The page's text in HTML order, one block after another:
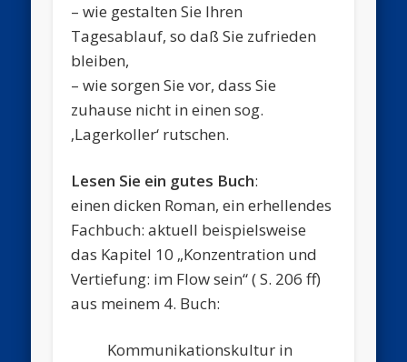
– wie gestalten Sie Ihren
Tagesablauf, so daß Sie zufrieden
bleiben,
– wie sorgen Sie vor, dass Sie
zuhause nicht in einen sog.
‚Lagerkoller‘ rutschen.
Lesen Sie ein gutes Buch:
einen dicken Roman, ein erhellendes
Fachbuch: aktuell beispielsweise
das Kapitel 10 „Konzentration und
Vertiefung: im Flow sein“ ( S. 206 ff)
aus meinem 4. Buch:
Kommunikationskultur in